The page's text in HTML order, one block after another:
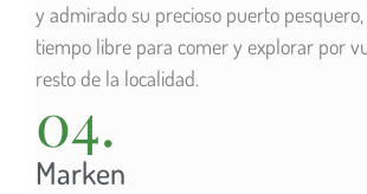
y admirado su precioso puerto
tiempo libre para comer y explorar por
resto de la localidad.
04.
Marken